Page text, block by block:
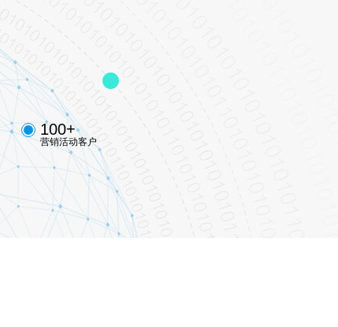
100+
营销活动客户